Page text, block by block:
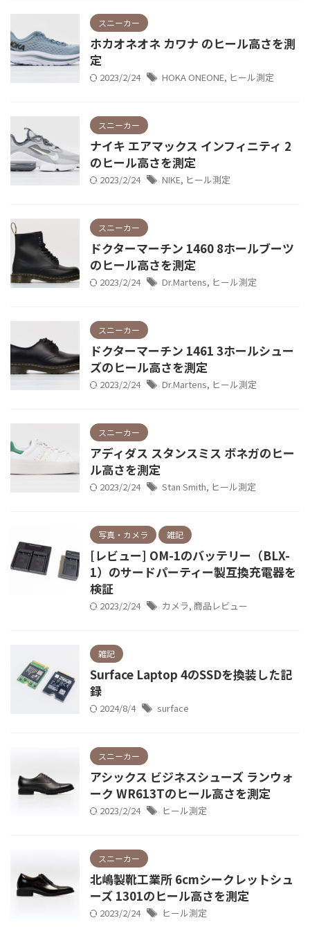
スニーカー
ホカオネオネ カワナ のヒール高さを測
定
2023/2/24 HOKA ONEONE, ヒール測定
スニーカー
ナイキ エアマックス インフィニティ 2
のヒール高さを測定
2023/2/24 NIKE, ヒール測定
スニーカー
ドクターマーチン 1460 8ホールブーツ
のヒール高さを測定
2023/2/24 Dr.Martens, ヒール測定
スニーカー
ドクターマーチン 1461 3ホールシュー
ズのヒール高さを測定
2023/2/24 Dr.Martens, ヒール測定
スニーカー
アディダス スタンスミス ボネガのヒー
ル高さを測定
2023/2/24 Stan Smith, ヒール測定
写真・カメラ 雑記
[レビュー] OM-1のバッテリー（BLX-
1）のサードパーティー製互換充電器を
検証
2023/2/24 カメラ, 商品レビュー
雑記
Surface Laptop 4のSSDを換装した記
録
2024/8/4 surface
スニーカー
アシックス ビジネスシューズ ランウォ
ーク WR613Tのヒール高さを測定
2023/2/24 ヒール測定
スニーカー
北嶋製靴工業所 6cmシークレットシュ
ーズ 1301のヒール高さを測定
2023/2/24 ヒール測定